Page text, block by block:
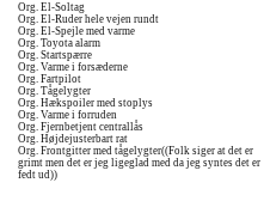
Org. El-Soltag
Org. El-Ruder hele vejen rundt
Org. El-Spejle med varme
Org. Toyota alarm
Org. Startspærre
Org. Varme i forsæderne
Org. Fartpilot
Org. Tågelygter
Org. Hækspoiler med stoplys
Org. Varme i forruden
Org. Fjernbetjent centrallås
Org. Højdejusterbart rat
Org. Frontgitter med tågelygter((Folk siger at det er
grimt men det er jeg ligeglad med da jeg syntes det er
fedt ud))